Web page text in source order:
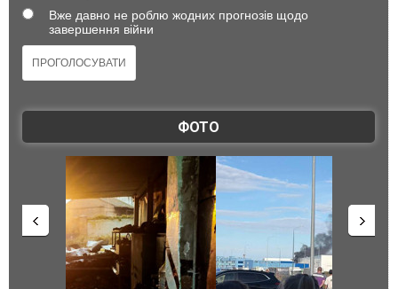
Вже давно не роблю жодних прогнозів щодо
завершення війни
ФОТО